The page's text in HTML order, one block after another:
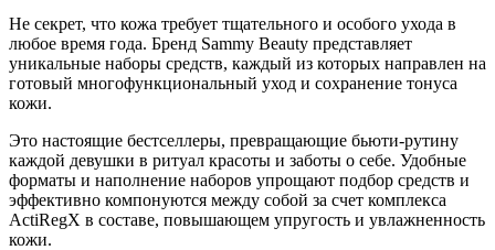
Не секрет, что кожа требует тщательного и особого ухода в
любое время года. Бренд Sammy Beauty представляет
уникальные наборы средств, каждый из которых направлен на
готовый многофункциональный уход и сохранение тонуса
кожи.
Это настоящие бестселлеры, превращающие бьюти-рутину
каждой девушки в ритуал красоты и заботы о себе. Удобные
форматы и наполнение наборов упрощают подбор средств и
эффективно компонуются между собой за счет комплекса
ActiRegX в составе, повышающем упругость и увлажненность
кожи.